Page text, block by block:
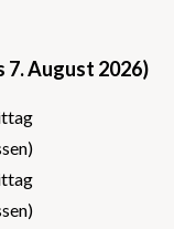
7. August 2026)